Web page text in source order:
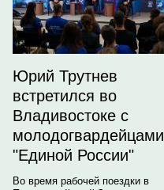
Юрий Трутнев
встретился во
Владивостоке с
молодогвардейцами
"Единой России"
Во время рабочей поездки в